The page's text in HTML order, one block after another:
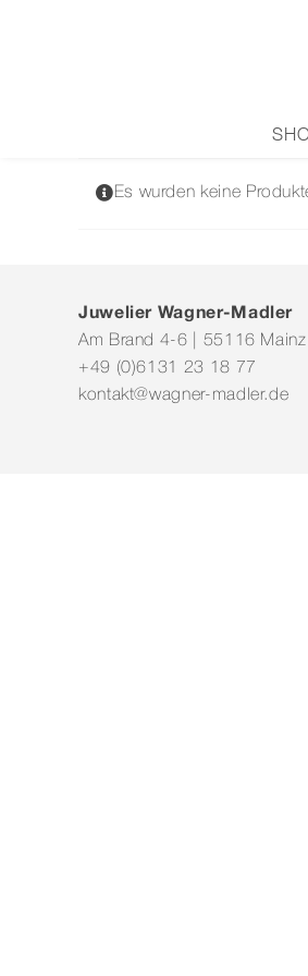
Es wurden keine
Juwelier Wagner-Madler
Am Brand 4-6 | 55116 Mainz
+49 (0)6131 23 18 77
kontakt@wagner-madler.de